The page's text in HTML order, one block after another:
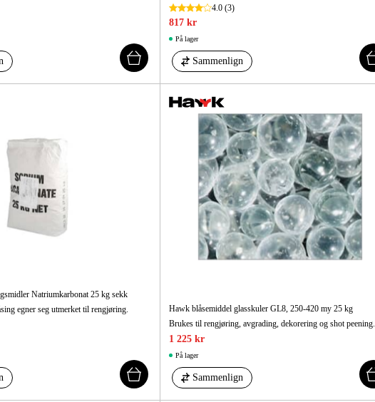
4.0(3)
817 kr
På lager
Sammenlign
Natriumkarbonat 25 kg sekk
egner seg utmerket til rengjøring.
Hawk blåsemiddel glasskuler GL8, 250-420 my 25 kg
Brukes til rengjøring, avgrading, dekorering og shot peening.
1 225 kr
På lager
Sammenlign